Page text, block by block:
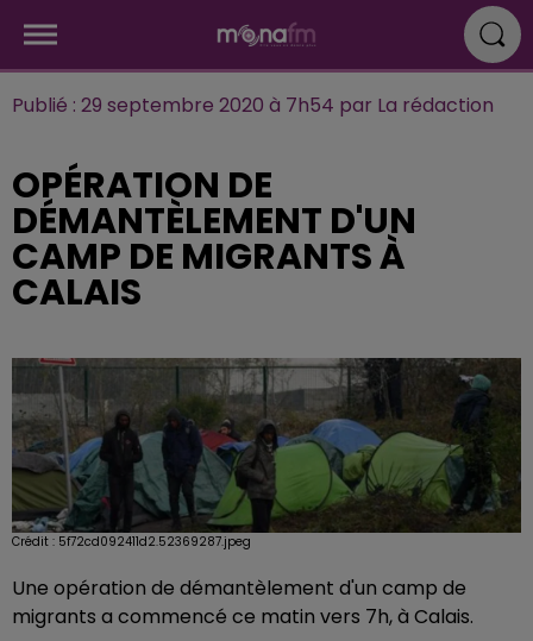
Publié : 29 septembre 2020 à 7h54 par La rédaction
OPÉRATION DE
DÉMANTÈLEMENT D'UN
CAMP DE MIGRANTS À
CALAIS
Crédit : 5f72cd092411d2.52369287.jpeg
Une opération de démantèlement d'un camp de
migrants a commencé ce matin vers 7h, à Calais.